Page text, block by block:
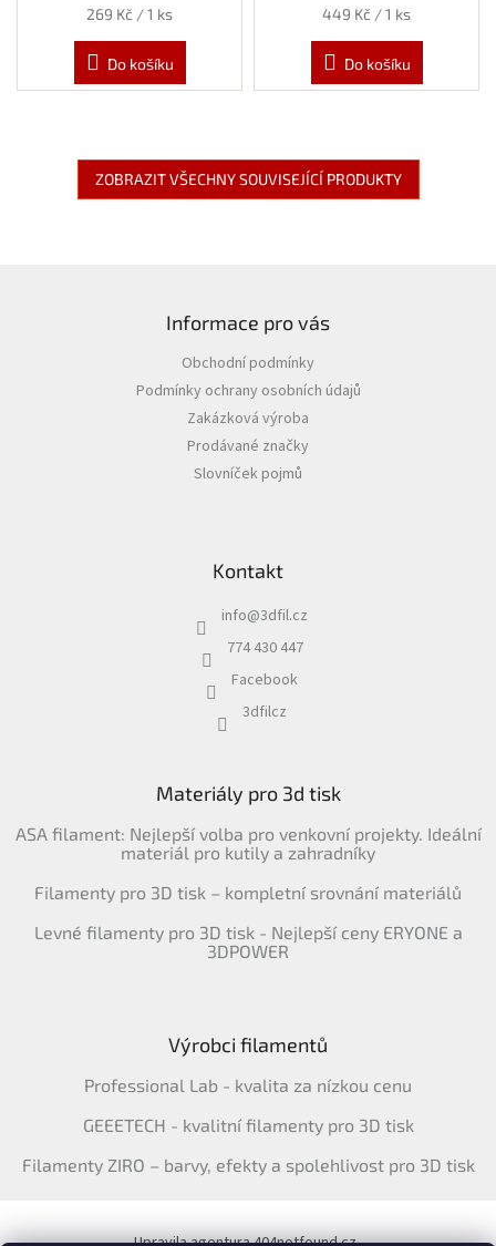
Měrná
269 Kč / 1 ks
Do košíku
Měrná
449 Kč / 1 ks
Do košíku
ZOBRAZIT VŠECHNY SOUVISEJÍCÍ PRODUKTY
Informace pro vás
Obchodní podmínky
Podmínky ochrany osobních údajů
Zakázková výroba
Prodávané značky
Slovníček pojmů
Kontakt
info@3dfil.cz
774 430 447
Facebook
3dfilcz
Materiály pro 3d tisk
ASA filament: Nejlepší volba pro venkovní projekty. Ideální
materiál pro kutily a zahradníky
Filamenty pro 3D tisk – kompletní srovnání materiálů
Levné filamenty pro 3D tisk - Nejlepší ceny ERYONE a
3DPOWER
Výrobci filamentů
Professional Lab - kvalita za nízkou cenu
GEEETECH - kvalitní filamenty pro 3D tisk
Filamenty ZIRO – barvy, efekty a spolehlivost pro 3D tisk